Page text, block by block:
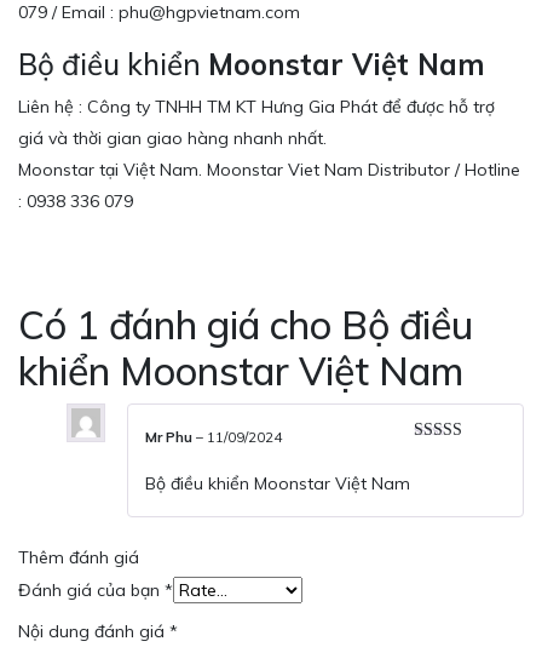
079 / Email : phu@hgpvietnam.com
Bộ điều khiển Moonstar Việt Nam
Liên hệ : Công ty TNHH TM KT Hưng Gia Phát để được hỗ trợ
giá và thời gian giao hàng nhanh nhất.
Moonstar tại Việt Nam. Moonstar Viet Nam Distributor / Hotline
: 0938 336 079
Có 1 đánh giá cho Bộ điều
khiển Moonstar Việt Nam
Mr Phu – 11/09/2024
Bộ điều khiển Moonstar Việt Nam
Thêm đánh giá
Đánh giá của bạn *
Nội dung đánh giá *